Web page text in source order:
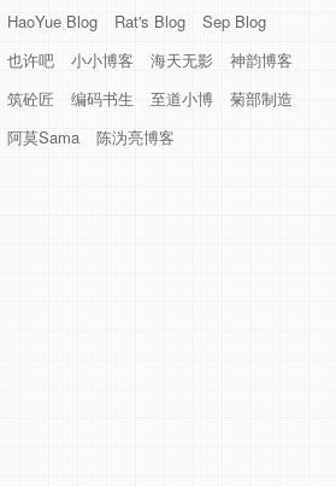
HaoYue Blog Rat's Blog
Sep Blog
也许吧
小小博客 海天无影
神韵博客
筑砼匠
编码书生 至道小博
菊部制造
阿莫Sama
陈沩亮博客